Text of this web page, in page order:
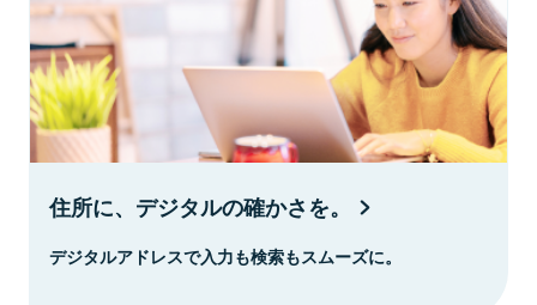
住所に、デジタルの確かさを。
デジタルアドレスで入力も検索もスムーズに。